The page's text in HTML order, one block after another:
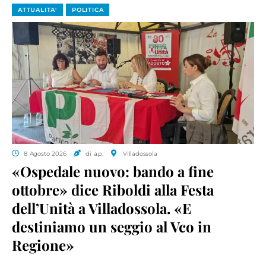
ATTUALITA' POLITICA
8 Agosto 2026 di a.p. Villadossola
«Ospedale nuovo: bando a fine
ottobre» dice Riboldi alla Festa
dell’Unità a Villadossola. «E
destiniamo un seggio al Vco in
Regione»